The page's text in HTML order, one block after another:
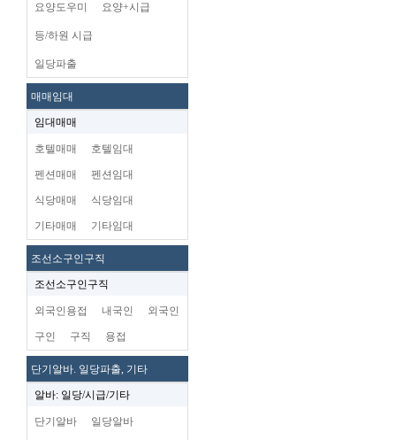
요양도우미 요양+시급
등/하원 시급
일당파출
매매임대
임대매매
호텔매매 호텔임대
펜션매매 펜션임대
식당매매 식당임대
기타매매 기타임대
조선소구인구직
조선소구인구직
외국인용접 내국인 외국인
구인 구직 용접
단기알바. 일당파출, 기타
알바: 일당/시급/기타
단기알바 일당알바